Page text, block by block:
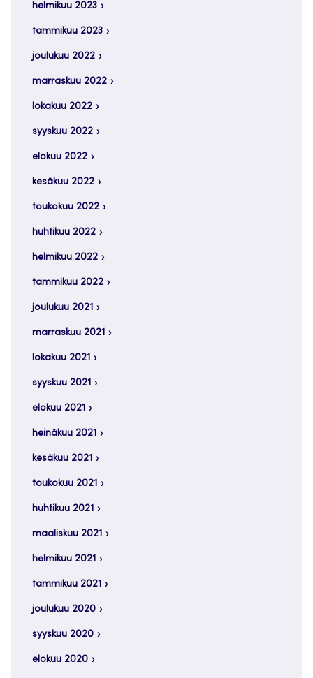
helmikuu 2023
tammikuu 2023
joulukuu 2022
marraskuu 2022
lokakuu 2022
syyskuu 2022
elokuu 2022
kesäkuu 2022
toukokuu 2022
huhtikuu 2022
helmikuu 2022
tammikuu 2022
joulukuu 2021
marraskuu 2021
lokakuu 2021
syyskuu 2021
elokuu 2021
heinäkuu 2021
kesäkuu 2021
toukokuu 2021
huhtikuu 2021
maaliskuu 2021
helmikuu 2021
tammikuu 2021
joulukuu 2020
syyskuu 2020
elokuu 2020